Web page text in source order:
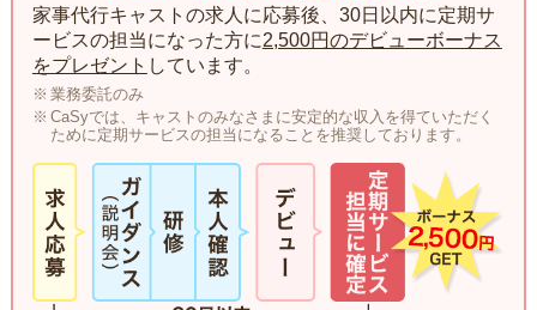
家事代行キャストの求人に応募後、30日以内に定期サ
ービスの担当になった方に2,500円のデビューボーナス
をプレゼント しています。
業務委託のみ
CaSyでは、キャストのみなさまに安定的な収入を得ていただく
ために定期サービスの担当になることを推奨しております。